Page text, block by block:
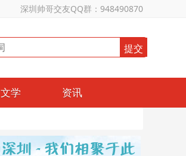
深圳帅哥交友QQ群：948490870
文学 资讯